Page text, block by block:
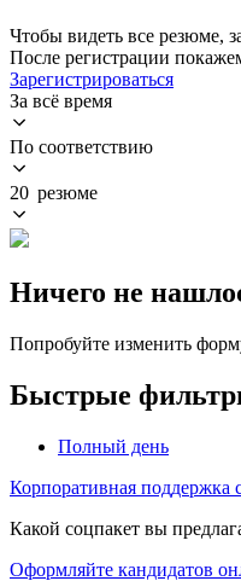
Чтобы видеть все резюме,
После регистрации
Зарегистрироваться
За всё время
По соответствию
20 резюме
Ничего не
Попробуйте изменить
Быстрые
Полный день
Корпоративная поддержка
Какой соцпакет вы
Оформляйте кандидатов